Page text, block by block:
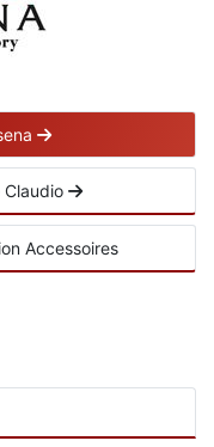
Claudio
Accessoires